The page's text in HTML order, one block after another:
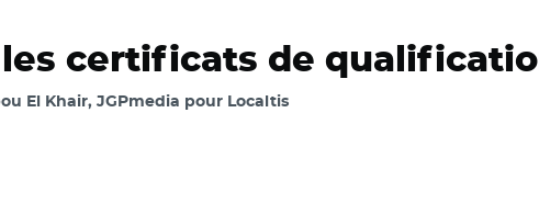
les certificats de
El Khair, JGPmedia pour Localtis